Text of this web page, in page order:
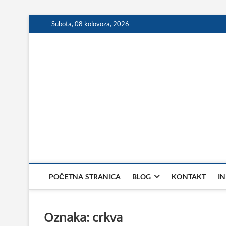
to
Subota, 08 kolovoza, 2026
POČETNA STRANICA BLOG KONTAKT
Oznaka: crkva